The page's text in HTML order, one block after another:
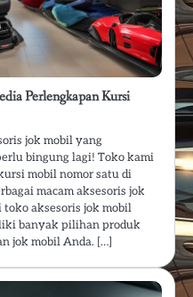
Perlengkapan Kursi
jok mobil yang
bingung lagi! Toko kami
mobil nomor satu di
macam aksesoris jok
aksesoris jok mobil
banyak pilihan produk
jok mobil Anda. […]